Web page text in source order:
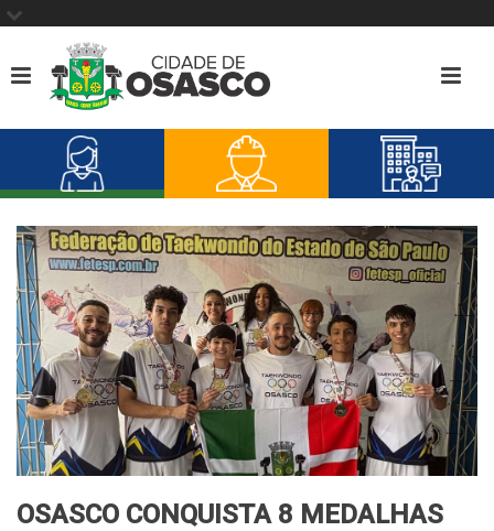
OSASCO CONQUISTA 8 MEDALHAS